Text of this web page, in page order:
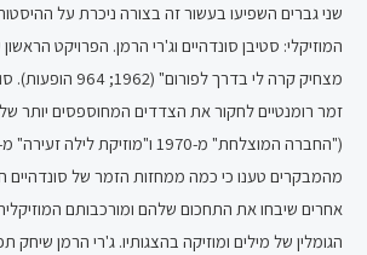
שני גברים השפיעו בעשור זה בצורה ניכרת על
המוזיקלי: סטיבן סונדהיים וג'רי הרמן. הפרויקט
מצחיק קרה לי בדרך
זמר רומנטיים לחקור את הצדדים המחוספסים יותר
מהמבקרים טענו כי כמה ממחזות הזמר של סונדהיים
אחרים שיבחו את התחכום שלהם ומורכבותם
הגומלין של מילים ומוזיקה בהצגותיו. ג'רי הרמן שיחק